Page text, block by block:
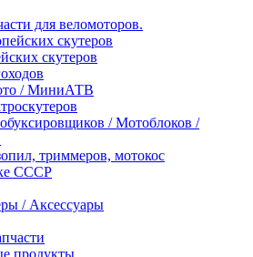
для веломоторов.
скутеров
скутеров
/ МиниАТВ
/ Мотоблоков /
триммеров, мотокос
СССР
/ Аксессуары
продукты